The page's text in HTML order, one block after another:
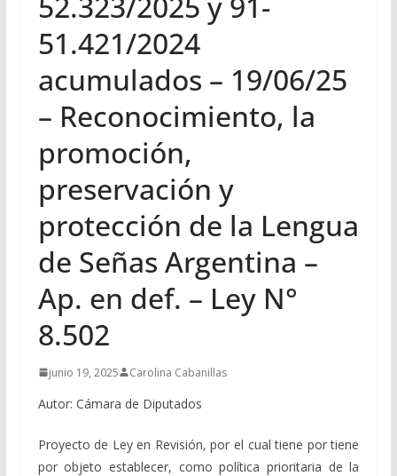
51.421/2024
acumulados – 19/06/25
– Reconocimiento, la
promoción,
preservación y
protección de la Lengua
de Señas Argentina –
Ap. en def. – Ley N°
8.502
junio 19, 2025 Carolina Cabanillas
Autor: Cámara de Diputados
Proyecto de Ley en Revisión, por el cual tiene por tiene
por objeto establecer, como política prioritaria de la